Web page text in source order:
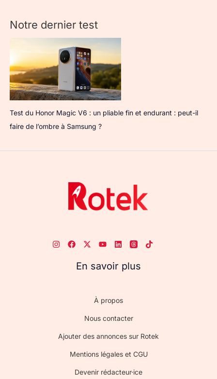
Notre dernier test
Test du Honor Magic V6 : un pliable fin et endurant : peut-il
faire de l’ombre à Samsung ?
En savoir plus
À propos
Nous contacter
Ajouter des annonces sur Rotek
Mentions légales et CGU
Devenir rédacteur·ice